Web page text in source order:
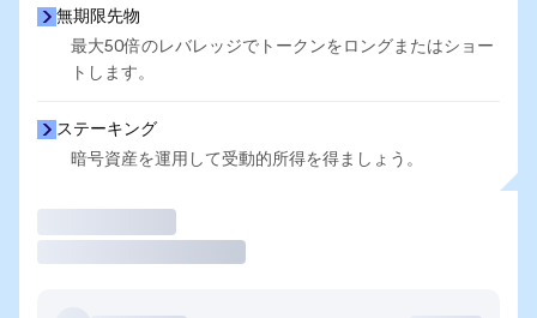
無期限先物
最大50倍のレバレッジでトークンをロングまたはショー
トします。
ステーキング
暗号資産を運用して受動的所得を得ましょう。